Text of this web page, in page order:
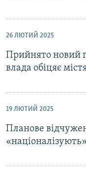
26 ЛЮТИЙ 2025
Прийнято новий
влада обіцяє
19 ЛЮТИЙ 2025
Планове